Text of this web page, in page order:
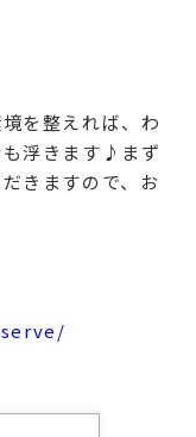
を整えれば、わ
も浮きます♪まず
きますので、お